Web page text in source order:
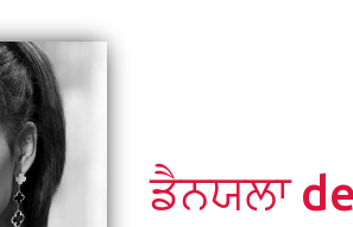
ਡੈਨਯਲਾ